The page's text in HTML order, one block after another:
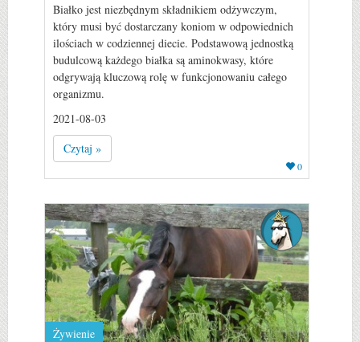
Białko jest niezbędnym składnikiem odżywczym,
który musi być dostarczany koniom w odpowiednich
ilościach w codziennej diecie. Podstawową jednostką
budulcową każdego białka są aminokwasy, które
odgrywają kluczową rolę w funkcjonowaniu całego
organizmu.
2021-08-03
Czytaj »
0
Żywienie